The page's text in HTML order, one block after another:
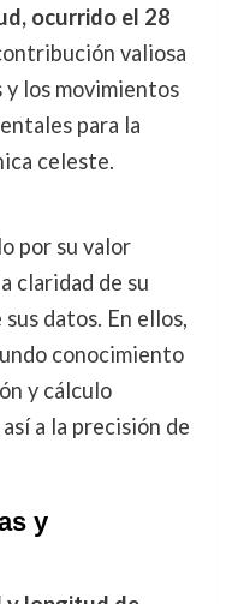
ocurrido el 28
valiosa
y los movimientos
para la
celeste.
por su valor
claridad de su
datos. En ellos,
conocimiento
y cálculo
a la precisión de
y